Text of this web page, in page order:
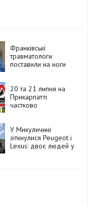
Франківські
травматологи
поставили на ноги
операції
20 та 21 липня на
Прикарпатті
частково
залізничні переїзди
У Микуличині
зіткнулися Peugeot і
Lexus: двоє людей у